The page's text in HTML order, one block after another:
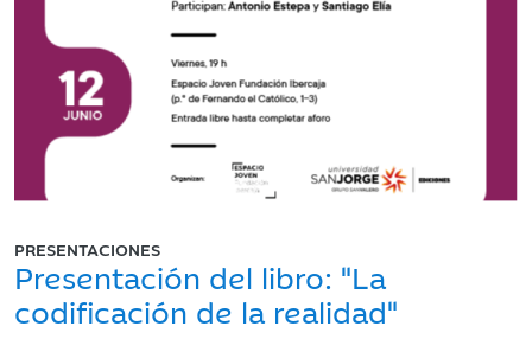
PRESENTACIONES
Presentación del libro: "La
codificación de la realidad"